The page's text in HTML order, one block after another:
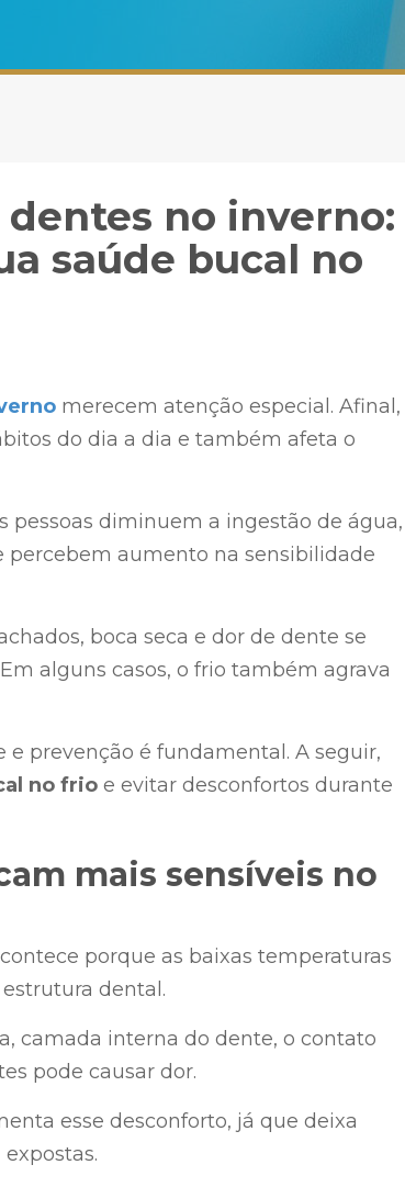
no inverno:
saúde bucal no
merecem atenção especial. Afinal,
do dia a dia e também afeta o
pessoas diminuem a ingestão de água,
aumento na sensibilidade
boca seca e dor de dente se
alguns casos, o frio também agrava
prevenção é fundamental. A seguir,
no frio e evitar desconfortos durante
mais sensíveis no
porque as baixas temperaturas
dental.
camada interna do dente, o contato
pode causar dor.
esse desconforto, já que deixa